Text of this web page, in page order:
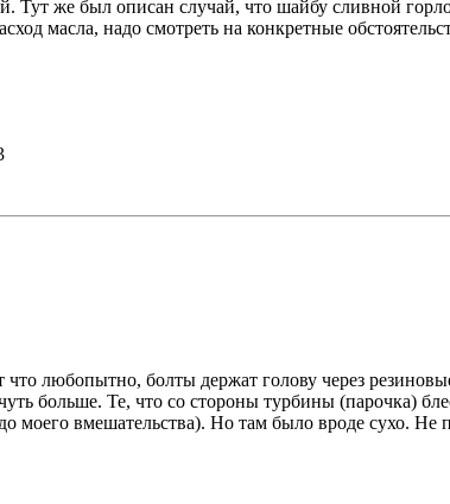
Тут же был описан случай, что шайбу сливной
масла, надо смотреть на конкретные
что любопытно, болты держат голову через
больше. Те, что со стороны турбины (парочка)
моего вмешательства). Но там было вроде сухо. Не